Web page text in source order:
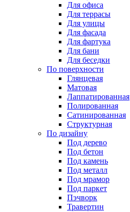
Для офиса
Для террасы
Для улицы
Для фасада
Для фартука
Для бани
Для беседки
По поверхности
Глянцевая
Матовая
Лаппатированная
Полированная
Сатинированная
Структурная
По дизайну
Под дерево
Под бетон
Под камень
Под металл
Под мрамор
Под паркет
Пэчворк
Травертин